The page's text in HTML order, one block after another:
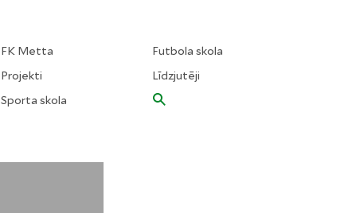
FK Metta
Projekti
Sporta skola
Futbola skola
Līdzjutēji